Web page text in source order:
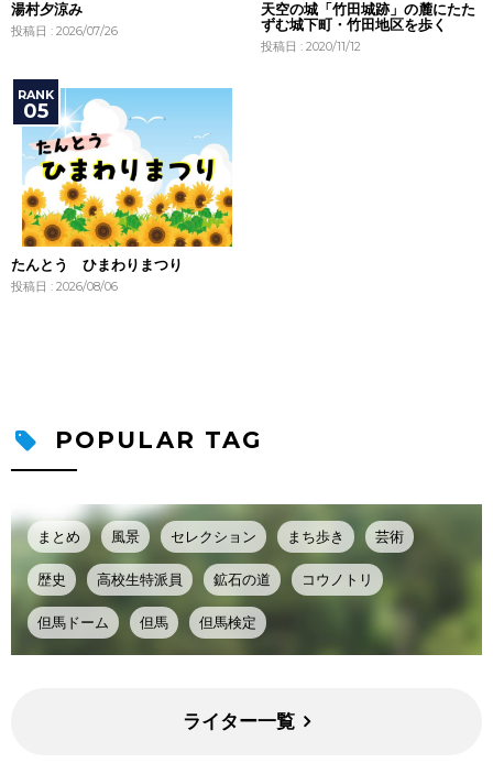
湯村夕涼み
投稿日 : 2026/07/26
天空の城「竹田城跡」の麓にたた
ずむ城下町・竹田地区を歩く
投稿日 : 2020/11/12
たんとう ひまわりまつり
投稿日 : 2026/08/06
POPULAR TAG
まとめ 風景 セレクション まち歩き 芸術
歴史 高校生特派員 鉱石の道 コウノトリ
但馬ドーム 但馬 但馬検定
ライター一覧